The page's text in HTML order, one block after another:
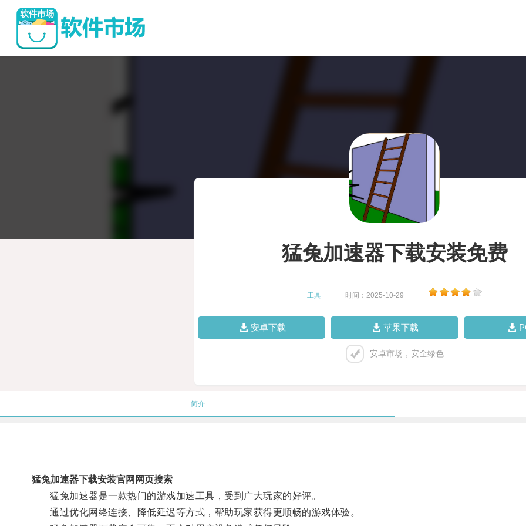
猛兔加速器下载安装免费
工具 时间：2025-10-29
安卓下载 苹果下载
安卓市场，安全绿色
简介
猛兔加速器下载安装官网网页搜索
猛兔加速器是一款热门的游戏加速工具，受到广大玩家的好评。
通过优化网络连接、降低延迟等方式，帮助玩家获得更顺畅的游戏体验。